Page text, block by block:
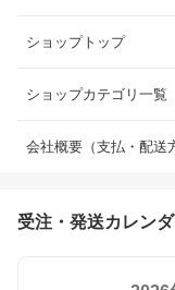
ショップトップ
ショップカテゴリ一覧
会社概要（支払・配送
受注・発送カレン